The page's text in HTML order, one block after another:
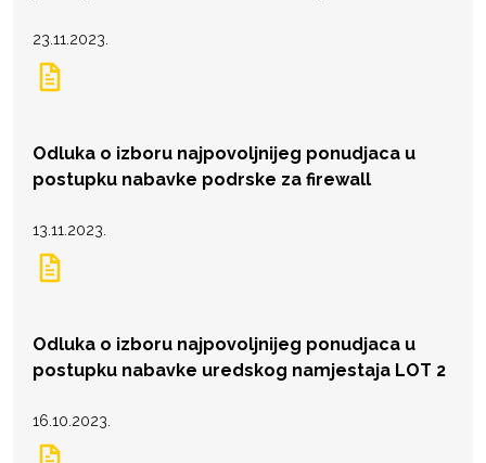
23.11.2023.
Odluka o izboru najpovoljnijeg ponudjaca u
postupku nabavke podrske za firewall
13.11.2023.
Odluka o izboru najpovoljnijeg ponudjaca u
postupku nabavke uredskog namjestaja LOT 2
16.10.2023.